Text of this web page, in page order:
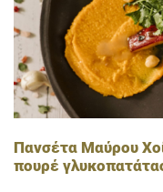
Πανσέτα Μαύρου
πουρέ